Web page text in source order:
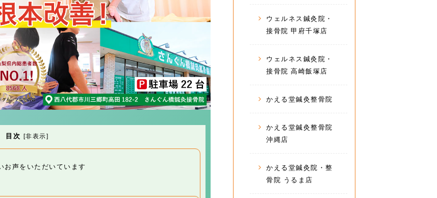
目次 [非表示]
お声をいただいています
ウェルネス鍼灸院・
接骨院 甲府千塚店
ウェルネス鍼灸院・
接骨院 高崎飯塚店
かえる堂鍼灸整骨院
かえる堂鍼灸整骨院
沖縄店
かえる堂鍼灸院・整
骨院 うるま店